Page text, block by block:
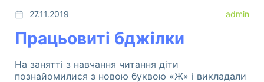
27.11.2019 admin
Працьовиті бджілки
На занятті з навчання читання діти
познайомилися з новою буквою «Ж» і викладали
Розвиток дитини. Шелестова Людмила
Комплект "Світ у картинах художників" -
унікальний посібник для розвитку творчих